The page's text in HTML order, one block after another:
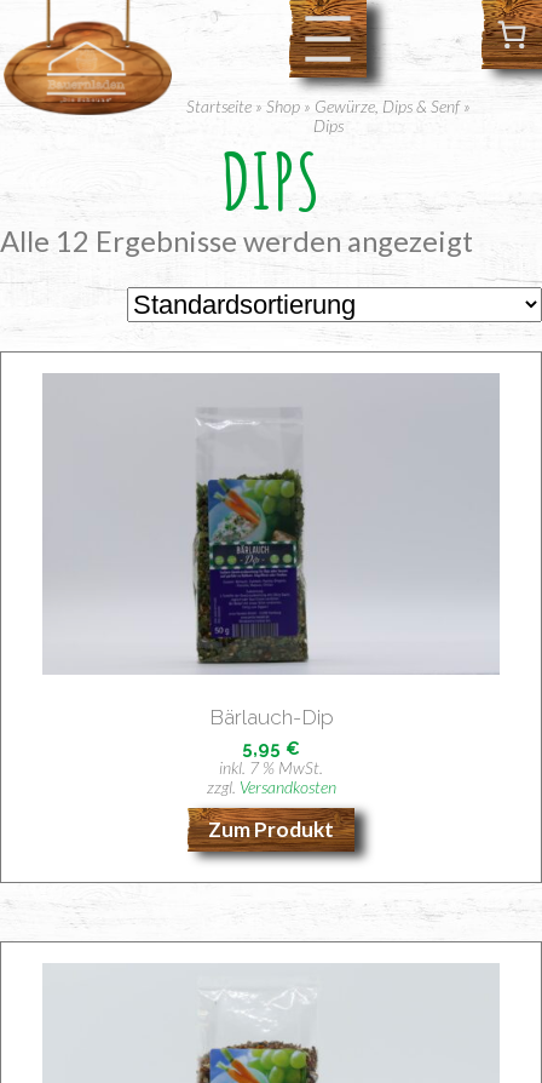
Inhalt
springen
Startseite» Shop» Gewürze, Dips & Senf»
Dips
DIPS
Alle 12 Ergebnisse werden angezeigt
Bär­lauch-Dip
5,95 €
inkl. 7 % MwSt.
zzgl. Versandkosten
Zum Produkt